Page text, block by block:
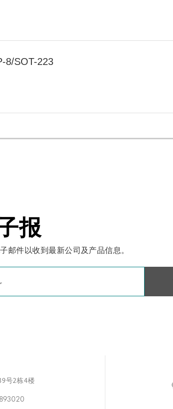
8/SOT-223
报
邮件以收到最新公司及产品信息。
号2栋4楼